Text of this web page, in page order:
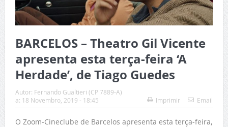
BARCELOS – Theatro Gil Vicente
apresenta esta terça-feira ‘A
Herdade’, de Tiago Guedes
Autor: Fernando Gualtieri (CP 7889-A)
a: 18 Novembro, 2019 - 18:45 Imprimir Email
O Zoom-Cineclube de Barcelos apresenta esta terça-feira,